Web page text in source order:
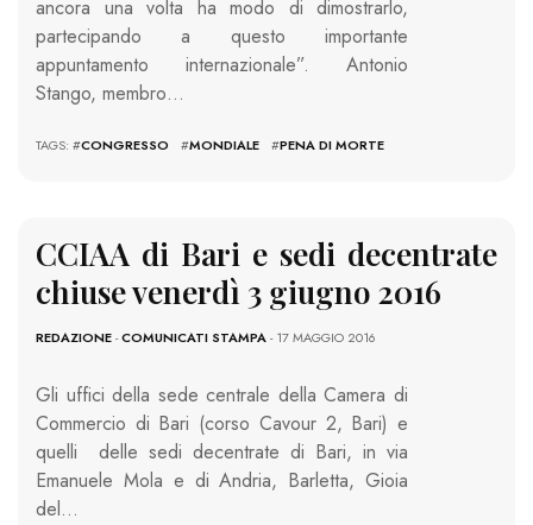
ancora una volta ha modo di dimostrarlo,
partecipando a questo importante
appuntamento internazionale”. Antonio
Stango, membro…
TAGS: #CONGRESSO #MONDIALE #PENA DI MORTE
CCIAA di Bari e sedi decentrate
chiuse venerdì 3 giugno 2016
REDAZIONE-COMUNICATI STAMPA- 17 MAGGIO 2016
Gli uffici della sede centrale della Camera di
Commercio di Bari (corso Cavour 2, Bari) e
quelli delle sedi decentrate di Bari, in via
Emanuele Mola e di Andria, Barletta, Gioia
del…